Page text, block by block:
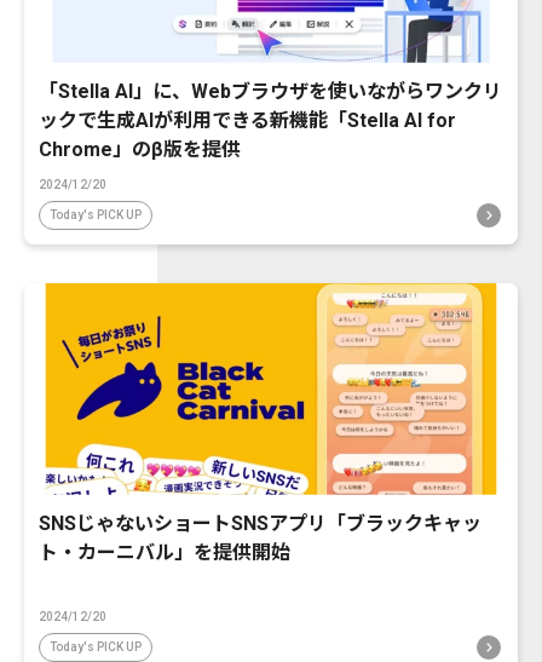
「Stella AI」に、Webブラウザを使いながらワンクリ
ックで生成AIが利用できる新機能「Stella AI for
Chrome」のβ版を提供
2024/12/20
Today's PICK UP
SNSじゃないショートSNSアプリ「ブラックキャッ
ト・カーニバル」を提供開始
2024/12/20
Today's PICK UP